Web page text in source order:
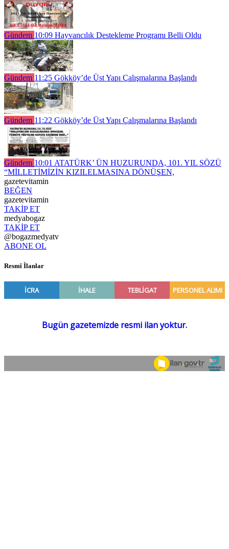
Gündem 10:09 Hayvancılık Destekleme Programı Belli Oldu
Gündem 11:25 Gökköy’de Üst Yapı Çalışmalarına Başlandı
Gündem 11:22 Gökköy’de Üst Yapı Çalışmalarına Başlandı
Gündem 10:01 ATATÜRK’ ÜN HUZURUNDA, 101. YIL SÖZÜ
“MİLLETİMİZİN KIZILELMASINA DÖNÜŞEN,
gazetevitamin
BEĞEN
gazetevitamin
TAKİP ET
medyabogaz
TAKİP ET
@bogazmedyatv
ABONE OL
Resmî İlanlar